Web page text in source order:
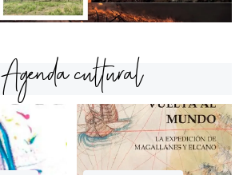
Agenda cultural